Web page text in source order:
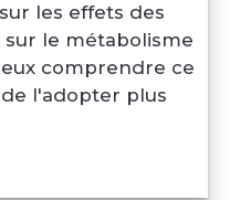
les effets des
sur le métabolisme
comprendre ce
l'adopter plus